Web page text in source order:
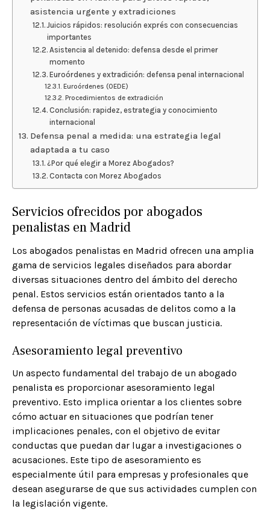
asistencia urgente y extradiciones
Juicios rápidos: resolución exprés con consecuencias
importantes
Asistencia al detenido: defensa desde el primer
momento
Euroórdenes y extradición: defensa penal internacional
Euroórdenes (OEDE)
Procedimientos de extradición
Conclusión: rapidez, estrategia y conocimiento
internacional
Defensa penal a medida: una estrategia legal
adaptada a tu caso
¿Por qué elegir a Morez Abogados?
Contacta con Morez Abogados
Servicios ofrecidos por abogados
penalistas en Madrid
Los abogados penalistas en Madrid ofrecen una amplia
gama de servicios legales diseñados para abordar
diversas situaciones dentro del ámbito del derecho
penal. Estos servicios están orientados tanto a la
defensa de personas acusadas de delitos como a la
representación de víctimas que buscan justicia.
Asesoramiento legal preventivo
Un aspecto fundamental del trabajo de un abogado
penalista es proporcionar asesoramiento legal
preventivo. Esto implica orientar a los clientes sobre
cómo actuar en situaciones que podrían tener
implicaciones penales, con el objetivo de evitar
conductas que puedan dar lugar a investigaciones o
acusaciones. Este tipo de asesoramiento es
especialmente útil para empresas y profesionales que
desean asegurarse de que sus actividades cumplen con
la legislación vigente.​